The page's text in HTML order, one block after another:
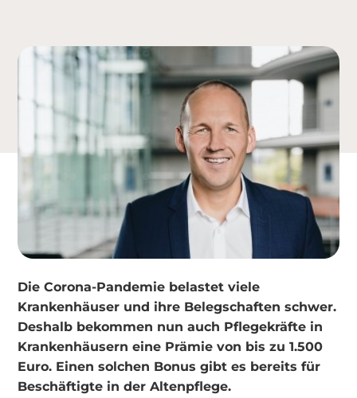
Die Corona-Pandemie belastet viele
Krankenhäuser und ihre Belegschaften schwer.
Deshalb bekommen nun auch Pflegekräfte in
Krankenhäusern eine Prämie von bis zu 1.500
Euro. Einen solchen Bonus gibt es bereits für
Beschäftigte in der Altenpflege.